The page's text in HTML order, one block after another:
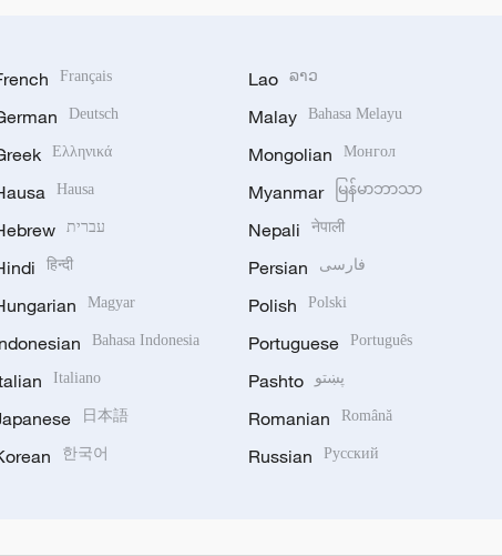
Français
Deutsch
Ελληνικά
Hausa
עברית
हिन्दी
Magyar
Bahasa Indonesia
Italiano
日本語
한국어
Lao ລາວ
Malay Bahasa Melayu
Mongolian Монгол
Myanmar မြန်မာဘာသာ
Nepali नेपाली
Persian فارسی
Polish Polski
Portuguese Português
Pashto پښتو
Romanian Română
Russian Русский